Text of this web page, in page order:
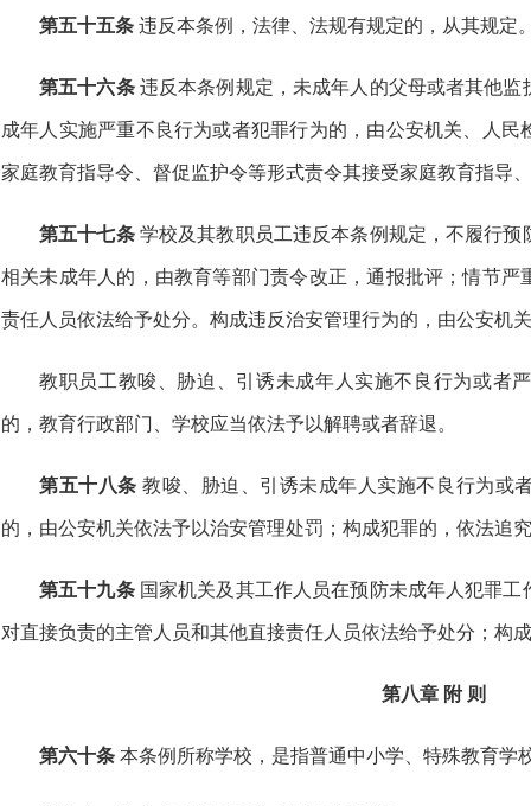
第五十五条 违反本条例，法律、法规有规定的，从其规定
第五十六条违反本条例规定，未成年人的父母或者其他
成年人实施严重不良行为或者犯罪行为的，由公安机关、人
家庭教育指导令、督促监护令等形式责令其接受家庭教育指导
第五十七条学校及其教职员工违反本条例规定，不履行
相关未成年人的，由教育等部门责令改正，通报批评；情节
责任人员依法给予处分。构成违反治安管理行为的，由公安机
教职员工教唆、胁迫、引诱未成年人实施不良行为或者
的，教育行政部门、学校应当依法予以解聘或者辞退。
第五十八条 教唆、胁迫、引诱未成年人实施不良行为或
的，由公安机关依法予以治安管理处罚；构成犯罪的，依法追
第五十九条 国家机关及其工作人员在预防未成年人犯罪
对直接负责的主管人员和其他直接责任人员依法给予处分；构
第八章 附 则
第六十条 本条例所称学校，是指普通中小学、特殊教育学